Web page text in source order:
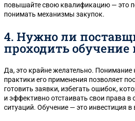
повышайте свою квалификацию — это
понимать механизмы закупок.
4. Нужно ли
проходить обучение
Да, это крайне желательно. Понимание
практики его применения позволяет
готовить заявки, избегать ошибок,
и эффективно отстаивать свои права в
ситуаций. Обучение — это инвестиция в